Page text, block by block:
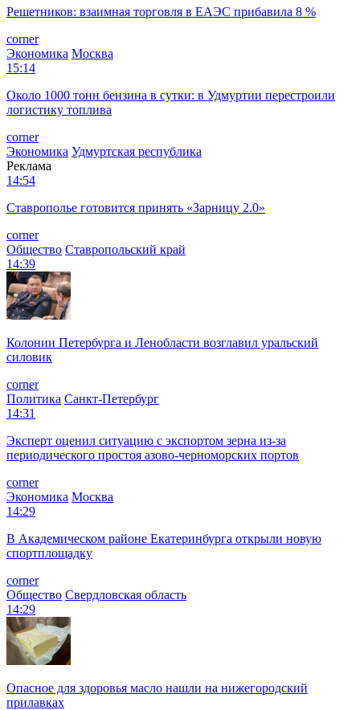
Решетников: взаимная торговля в ЕАЭС прибавила 8 %
corner
Экономика Москва
15:14
Около 1000 тонн бензина в сутки: в Удмуртии перестроили
логистику топлива
corner
Экономика Удмуртская республика
Реклама
14:54
Ставрополье готовится принять «Зарницу 2.0»
corner
Общество Ставропольский край
14:39
Колонии Петербурга и Ленобласти возглавил уральский
силовик
corner
Политика Санкт-Петербург
14:31
Эксперт оценил ситуацию с экспортом зерна из-за
периодического простоя азово-черноморских портов
corner
Экономика Москва
14:29
В Академическом районе Екатеринбурга открыли новую
спортплощадку
corner
Общество Свердловская область
14:29
Опасное для здоровья масло нашли на нижегородский
прилавках